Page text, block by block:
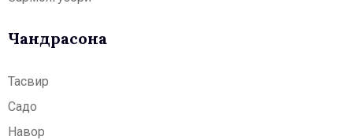
Чандрасонаӣ
Тасвир
Садо
Навор